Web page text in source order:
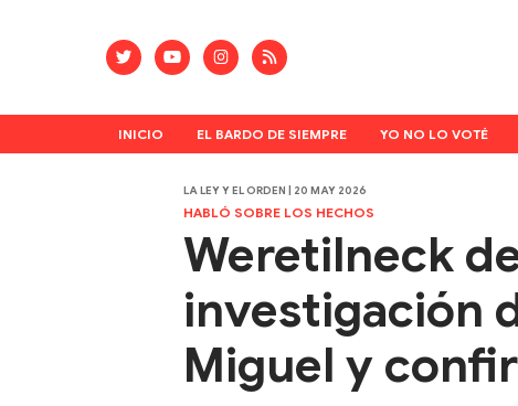
INICIO EL BARDO DE SIEMPRE YO NO LO VOTÉ
LA LEY Y EL ORDEN | 20 MAY 2026
HABLÓ SOBRE LOS HECHOS
Weretilneck
investigación
Miguel y